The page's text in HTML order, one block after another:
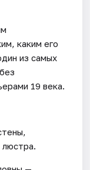
каким его
из самых
19 века.
люстра.